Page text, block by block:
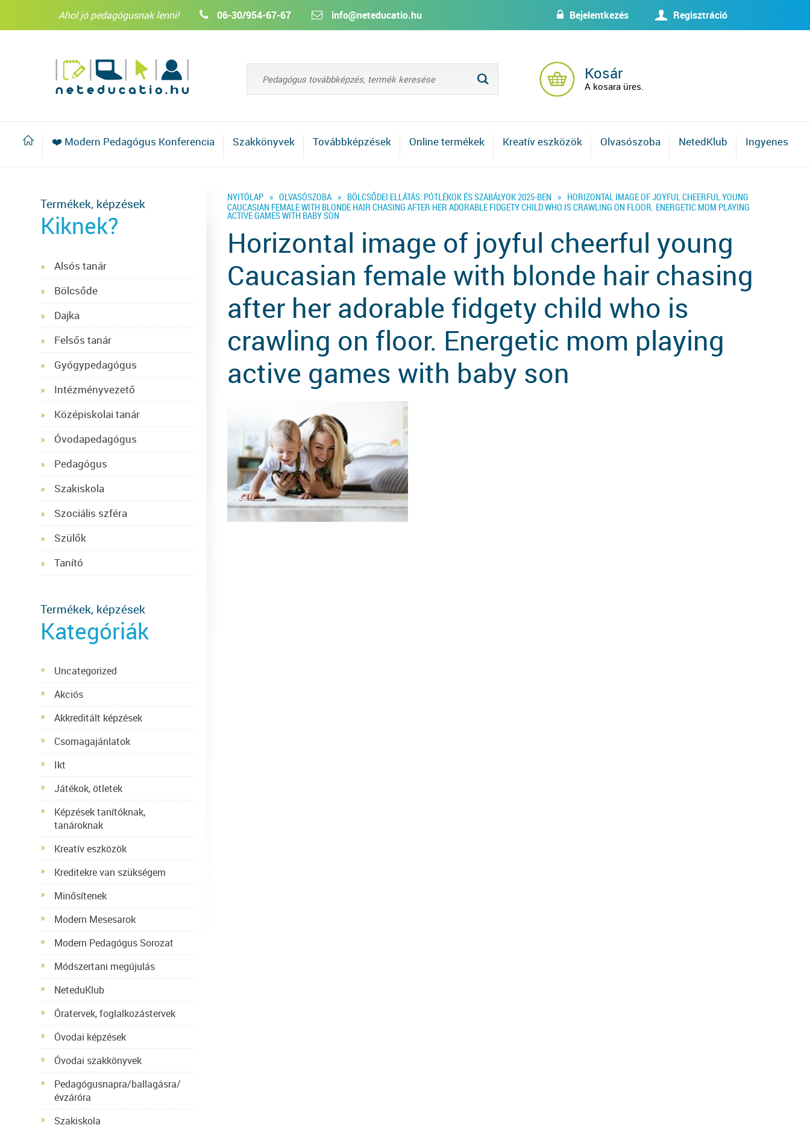
w Bejelentkezés U Regisztráció
Ahol jó pedagógusnak lenni! 06-30/954-67-67 info@neteducatio.hu
L Kosár
A kosara üres.
❤️ Modern Pedagógus Konferencia Szakkönyvek Továbbképzések Online termékek Kreatív eszközök Olvasószoba NetedKlub Ingyenes
NYITÓLAP » OLVASÓSZOBA » BÖLCSŐDEI ELLÁTÁS: PÓTLÉKOK ÉS SZABÁLYOK 2025-BEN » HORIZONTAL IMAGE OF JOYFUL CHEERFUL YOUNG
CAUCASIAN FEMALE WITH BLONDE HAIR CHASING AFTER HER ADORABLE FIDGETY CHILD WHO IS CRAWLING ON FLOOR. ENERGETIC MOM PLAYING
ACTIVE GAMES WITH BABY SON
Horizontal image of joyful cheerful young
Caucasian female with blonde hair chasing
after her adorable fidgety child who is
crawling on floor. Energetic mom playing
active games with baby son
Termékek, képzések
Kiknek?
Alsós tanár
Bölcsőde
Dajka
Felsős tanár
Gyógypedagógus
Intézményvezető
Középiskolai tanár
Óvodapedagógus
Pedagógus
Szakiskola
Szociális szféra
Szülők
Tanító
Termékek, képzések
Kategóriák
Uncategorized
Akciós
Akkreditált képzések
Csomagajánlatok
Ikt
Játékok, ötletek
Képzések tanítóknak,
tanároknak
Kreatív eszközök
Kreditekre van szükségem
Minősítenek
Modern Mesesarok
Modern Pedagógus Sorozat
Módszertani megújulás
NeteduKlub
Óratervek, foglalkozástervek
Óvodai képzések
Óvodai szakkönyvek
Pedagógusnapra/ballagásra/
évzáróra
Szakiskola